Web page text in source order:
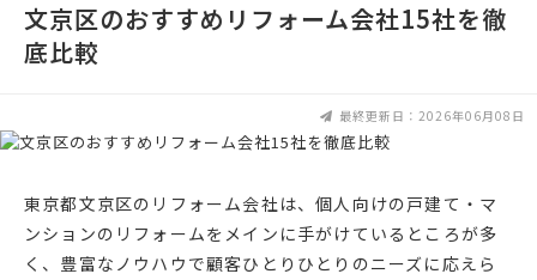
文京区のおすすめリフォーム会社15社を徹
底比較
最終更新日：2026年06月08日
東京都文京区のリフォーム会社は、個人向けの戸建て・マ
ンションのリフォームをメインに手がけているところが多
く、豊富なノウハウで顧客ひとりひとりのニーズに応えら